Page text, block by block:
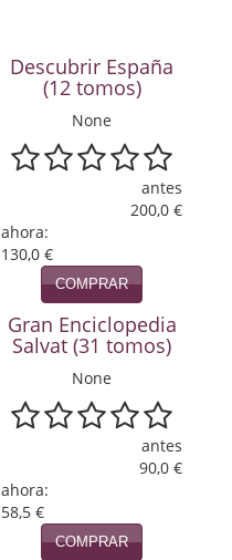
Descubrir España
(12 tomos)
None
antes
200,0 €
ahora:
130,0 €
COMPRAR
Gran Enciclopedia
Salvat (31 tomos)
None
antes
90,0 €
ahora:
58,5 €
COMPRAR